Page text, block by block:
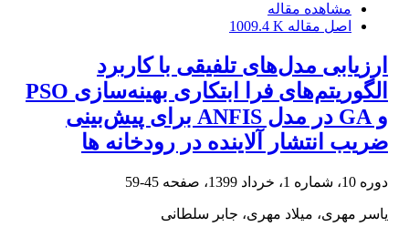
مشاهده مقاله
اصل مقاله 1009.4 K
ارزیابی مدل‌‎های تلفیقی با کاربرد
و ‏GA‏ در مدل ‏ANFIS‏ برای پیش‌بینی
ضریب انتشار ‏آلاینده در رودخانه‎ ها
دوره 10، شماره 1، خرداد 1399، صفحه 45-59
یاسر مهری، میلاد مهری، جابر سلطانی